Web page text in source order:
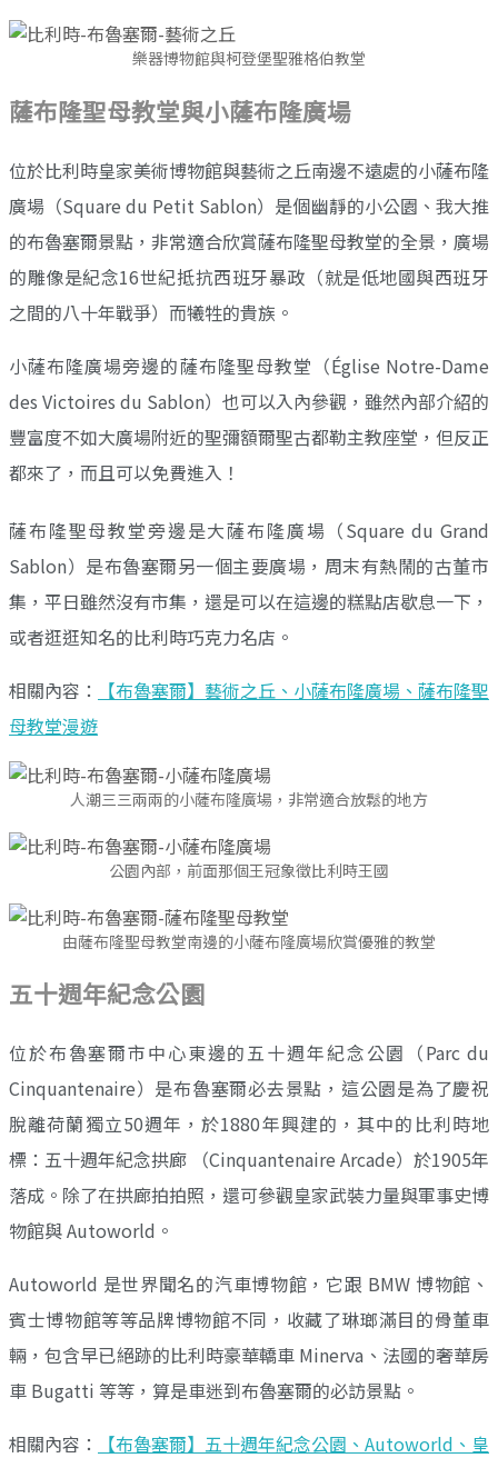
樂器博物館與柯登堡聖雅格伯教堂
薩布隆聖母教堂與小薩布隆廣場
位於比利時皇家美術博物館與藝術之丘南邊不遠處的小薩布隆
廣場（Square du Petit Sablon）是個幽靜的小公園、我大推
的布魯塞爾景點，非常適合欣賞薩布隆聖母教堂的全景，廣場
的雕像是紀念16世紀抵抗西班牙暴政（就是低地國與西班牙
之間的八十年戰爭）而犧牲的貴族。
小薩布隆廣場旁邊的薩布隆聖母教堂（Église Notre-Dame
des Victoires du Sablon）也可以入內參觀，雖然內部介紹的
豐富度不如大廣場附近的聖彌額爾聖古都勒主教座堂，但反正
都來了，而且可以免費進入！
薩布隆聖母教堂旁邊是大薩布隆廣場（Square du Grand
Sablon）是布魯塞爾另一個主要廣場，周末有熱鬧的古董市
集，平日雖然沒有市集，還是可以在這邊的糕點店歇息一下，
或者逛逛知名的比利時巧克力名店。
相關內容：
【布魯塞爾】藝術之丘、小薩布隆廣場、薩布隆聖
母教堂漫遊
人潮三三兩兩的小薩布隆廣場，非常適合放鬆的地方
公園內部，前面那個王冠象徵比利時王國
由薩布隆聖母教堂南邊的小薩布隆廣場欣賞優雅的教堂
五十週年紀念公園
位於布魯塞爾市中心東邊的五十週年紀念公園（Parc du
Cinquantenaire）是布魯塞爾必去景點，這公園是為了慶祝
脫離荷蘭獨立50週年，於1880年興建的，其中的比利時地
標：五十週年紀念拱廊 （Cinquantenaire Arcade）於1905年
落成。除了在拱廊拍拍照，還可參觀皇家武裝力量與軍事史博
物館與 Autoworld。
Autoworld 是世界聞名的汽車博物館，它跟 BMW 博物館、
賓士博物館等等品牌博物館不同，收藏了琳瑯滿目的骨董車
輛，包含早已絕跡的比利時豪華轎車 Minerva、法國的奢華房
車 Bugatti 等等，算是車迷到布魯塞爾的必訪景點。
相關內容：
【布魯塞爾】五十週年紀念公園、Autoworld、皇